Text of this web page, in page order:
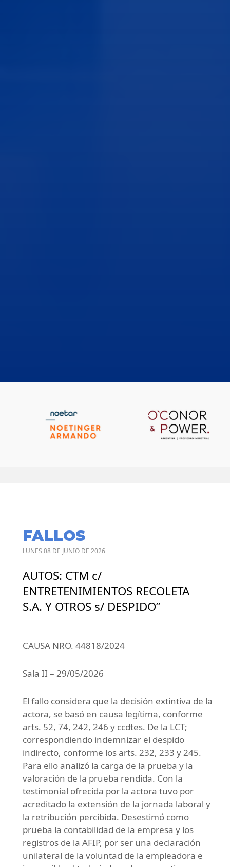
FALLOS
LUNES 08 DE JUNIO DE 2026
AUTOS: CTM c/
ENTRETENIMIENTOS RECOLETA
S.A. Y OTROS s/ DESPIDO”
CAUSA NRO. 44818/2024
Sala II – 29/05/2026
El fallo considera que la decisión extintiva de la
actora, se basó en causa legítima, conforme
arts. 52, 74, 242, 246 y ccdtes. De la LCT;
correspondiendo indemnizar el despido
indirecto, conforme los arts. 232, 233 y 245.
Para ello analizó la carga de la prueba y la
valoración de la prueba rendida. Con la
testimonial ofrecida por la actora tuvo por
acreditado la extensión de la jornada laboral y
la retribución percibida. Desestimó como
prueba la contabilidad de la empresa y los
registros de la AFIP, por ser una declaración
unilateral de la voluntad de la empleadora e